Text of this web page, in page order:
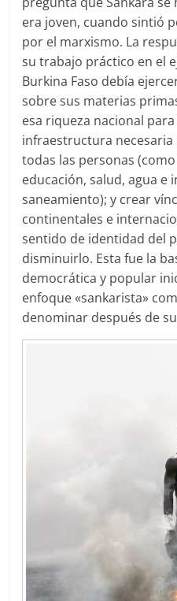
era joven, cuando sintió
por el marxismo. La
su trabajo práctico en el
Burkina Faso debía
sobre sus materias
esa riqueza nacional
infraestructura
todas las personas
educación, salud, agua e
saneamiento); y crear
continentales e
sentido de identidad del
disminuirlo. Esta fue la
democrática y popular
enfoque «sankarista»
denominar después de